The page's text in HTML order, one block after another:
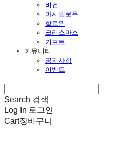
비건
마시멜로우
할로윈
크리스마스
기프트
커뮤니티
공지사항
이벤트
Search 검색
Log In 로그인
Cart장바구니